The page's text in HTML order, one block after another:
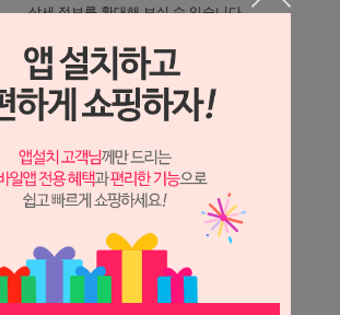
상세 정보를 확대해 보실 수 있습니다.